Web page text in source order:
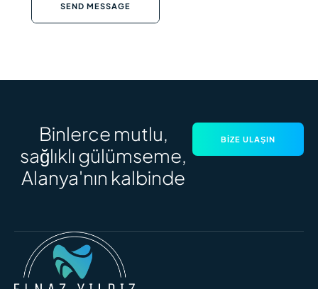
SEND MESSAGE
Binlerce mutlu,
sağlıklı gülümseme,
Alanya'nın kalbinde
BIZE ULAŞIN